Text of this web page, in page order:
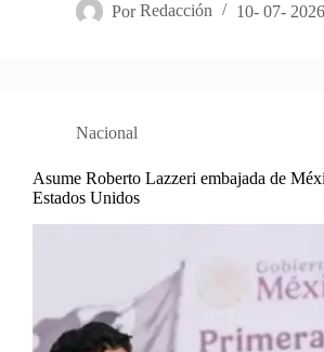
Por Redacción 10- 07- 2026
Nacional
Asume Roberto Lazzeri embajada de
Estados Unidos